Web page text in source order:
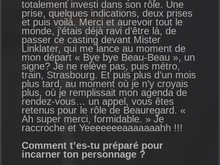
totalement investi dans son rôle. Une
prise, quelques indications, deux prises
et puis voilà. Merci et aurevoir tout le
monde, j’étais déjà ravi d’être là, de
passer ce casting devant Mister
Linklater, qui me lance au moment de
mon départ « Bye bye Beau-Beau », un
signe? Je ne relève pas, puis métro,
train, Strasbourg. Et puis plus d’un mois
plus tard, au moment où je n’y croyais
plus, où je remplissait mon agenda de
rendez-vous… un appel, vous êtes
retenus pour le rôle de Beauregard. «
Ah super merci, formidable. » Je
raccroche et Yeeeeeeeaaaaaaahh !!!
Comment t’es-tu préparé pour
incarner ton personnage ?